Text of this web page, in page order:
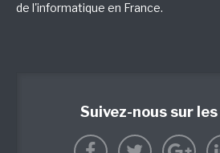
de l'informatique en France.
Suivez-nous sur